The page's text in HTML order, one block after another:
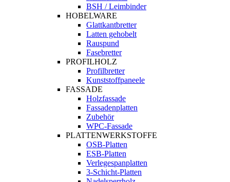
BSH / Leimbinder
HOBELWARE
Glattkantbretter
Latten gehobelt
Rauspund
Fasebretter
PROFILHOLZ
Profilbretter
Kunststoffpaneele
FASSADE
Holzfassade
Fassadenplatten
Zubehör
WPC-Fassade
PLATTENWERKSTOFFE
OSB-Platten
ESB-Platten
Verlegespanplatten
3-Schicht-Platten